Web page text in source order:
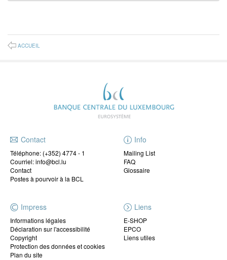
ACCUEIL
Contact
Téléphone: (+352) 4774 - 1
Courriel: info@bcl.lu
Contact
Postes à pourvoir à la BCL
Info
Mailing List
FAQ
Glossaire
Impress
Informations légales
Déclaration sur l'accessibilité
Copyright
Protection des données et cookies
Plan du site
Liens
E-SHOP
EPCO
Liens utiles